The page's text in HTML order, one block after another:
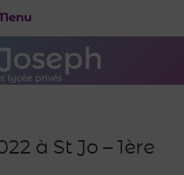
à St Jo – 1ère